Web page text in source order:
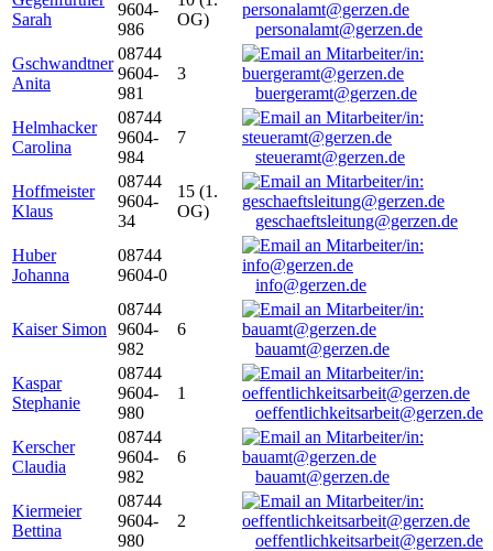
Sarah
9604-
986
OG)
personalamt@gerzen.de
Gschwandtner
Anita
08744
9604-
981
3
buergeramt@gerzen.de
Helmhacker
Carolina
08744
9604-
984
7
steueramt@gerzen.de
Hoffmeister
Klaus
08744
9604-
34
15 (1.
OG)
geschaeftsleitung@gerzen.de
Huber
Johanna
08744
9604-0
info@gerzen.de
Kaiser Simon
08744
9604-
982
6
bauamt@gerzen.de
Kaspar
Stephanie
08744
9604-
980
1
oeffentlichkeitsarbeit@gerzen.de
Kerscher
Claudia
08744
9604-
982
6
bauamt@gerzen.de
Kiermeier
Bettina
08744
9604-
980
2
oeffentlichkeitsarbeit@gerzen.de